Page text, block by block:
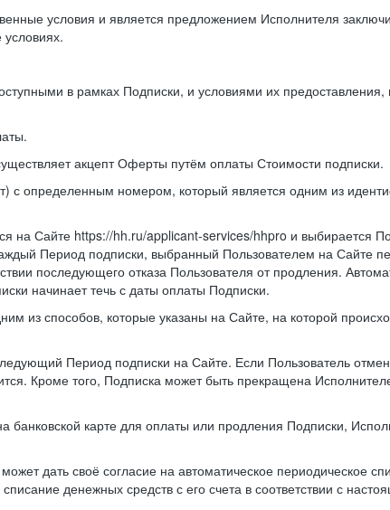
условия и является предложением Исполнителя
в рамках Подписки, и условиями их
акцепт Оферты путём оплаты Стоимости подписки.
с определенным номером, который является одним из
на Сайте https://hh.ru/applicant-services/hhpro и выбирается
Период подписки, выбранный Пользователем на Сайте
последующего отказа Пользователя от продления.
начинает течь с даты оплаты Подписки.
из способов, которые указаны на Сайте, на которой
Период подписки на Сайте. Если Пользователь
Кроме того, Подписка может быть прекращена
карте для оплаты или продления Подписки,
дать своё согласие на автоматическое периодическое
денежных средств с его счета в соответствии с